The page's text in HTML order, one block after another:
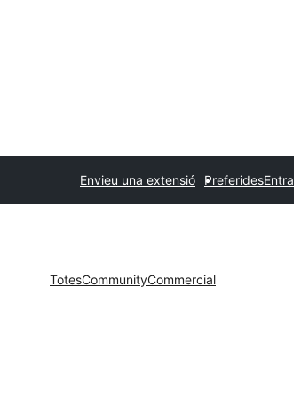
Envieu una extensió PreferidesEntra
TotesCommunityCommercial